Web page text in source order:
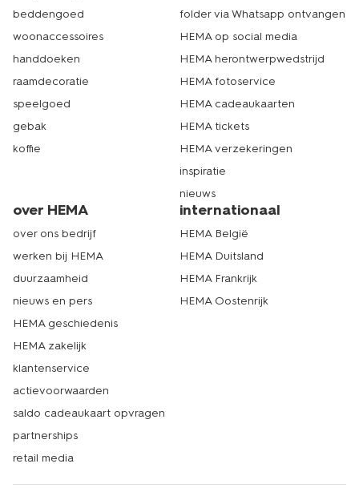
beddengoed
woonaccessoires
handdoeken
raamdecoratie
speelgoed
gebak
koffie
folder via Whatsapp ontvangen
HEMA op social media
HEMA herontwerpwedstrijd
HEMA fotoservice
HEMA cadeaukaarten
HEMA tickets
HEMA verzekeringen
inspiratie
nieuws
over HEMA
over ons bedrijf
werken bij HEMA
duurzaamheid
nieuws en pers
HEMA geschiedenis
HEMA zakelijk
klantenservice
actievoorwaarden
saldo cadeaukaart opvragen
partnerships
retail media
internationaal
HEMA België
HEMA Duitsland
HEMA Frankrijk
HEMA Oostenrijk